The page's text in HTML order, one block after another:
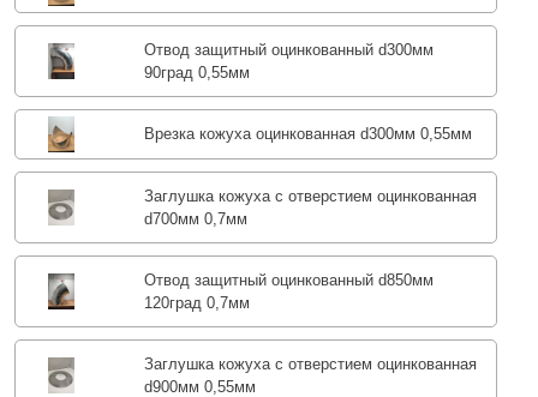
Отвод защитный оцинкованный d300мм
90град 0,55мм
Врезка кожуха оцинкованная d300мм 0,55мм
Заглушка кожуха с отверстием оцинкованная
d700мм 0,7мм
Отвод защитный оцинкованный d850мм
120град 0,7мм
Заглушка кожуха с отверстием оцинкованная
d900мм 0,55мм